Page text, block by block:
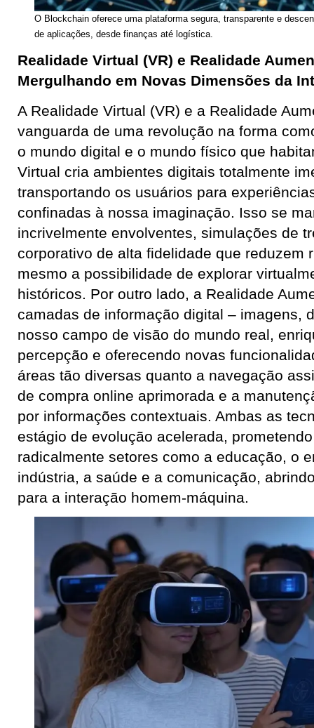
O Blockchain oferece uma plataforma segura, transparente e
de aplicações, desde finanças até logística.
Realidade Virtual (VR) e Realidade
Mergulhando em Novas Dimensões da
A Realidade Virtual (VR) e a Realidade
vanguarda de uma revolução na forma
o mundo digital e o mundo físico que
Virtual cria ambientes digitais totalmente
transportando os usuários para
confinadas à nossa imaginação. Isso se
incrivelmente envolventes, simulações de
corporativo de alta fidelidade que reduzem
mesmo a possibilidade de explorar
históricos. Por outro lado, a Realidade
camadas de informação digital – imagens,
nosso campo de visão do mundo real,
percepção e oferecendo novas
áreas tão diversas quanto a navegação
de compra online aprimorada e a
por informações contextuais. Ambas as
estágio de evolução acelerada,
radicalmente setores como a educação, o
indústria, a saúde e a comunicação,
para a interação homem-máquina.